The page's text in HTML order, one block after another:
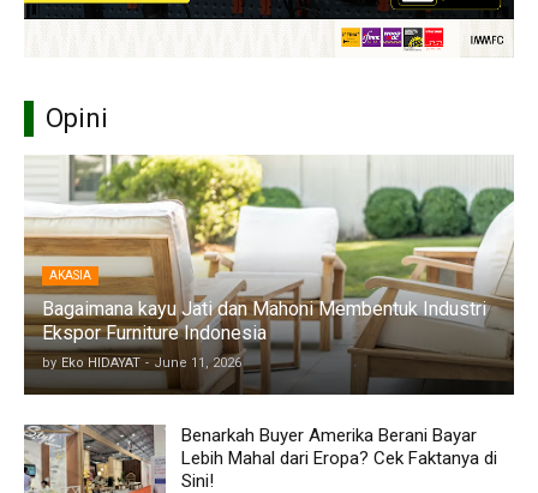
Opini
AKASIA
Bagaimana kayu Jati dan Mahoni Membentuk Industri
Ekspor Furniture Indonesia
by Eko HIDAYAT - June 11, 2026
Benarkah Buyer Amerika Berani Bayar
Lebih Mahal dari Eropa? Cek Faktanya di
Sini!